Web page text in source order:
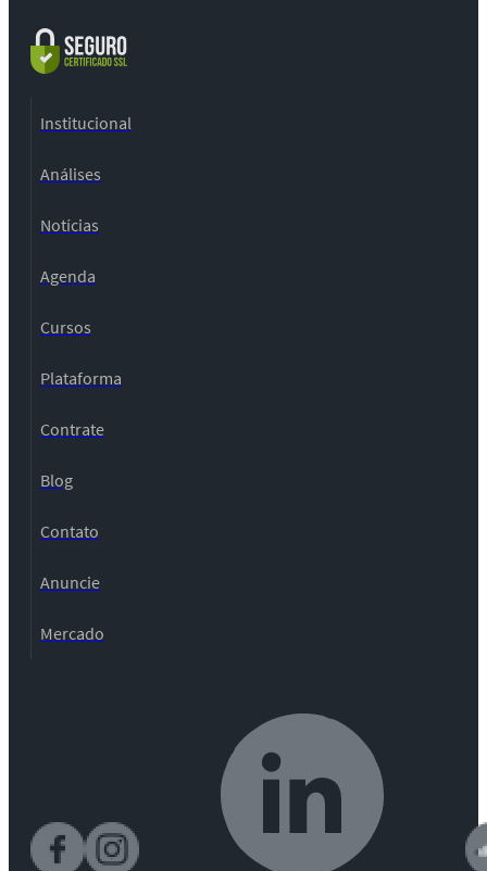
Institucional
Análises
Notícias
Agenda
Cursos
Plataforma
Contrate
Blog
Contato
Anuncie
Mercado